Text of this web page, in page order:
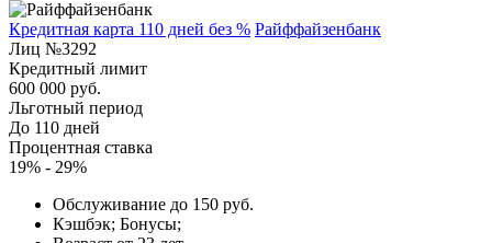
Кредитная карта 110 дней без % Райффайзенбанк
Лиц №3292
Кредитный лимит
600 000 руб.
Льготный период
До 110 дней
Процентная ставка
19% - 29%
Обслуживание до 150 руб.
Кэшбэк; Бонусы;